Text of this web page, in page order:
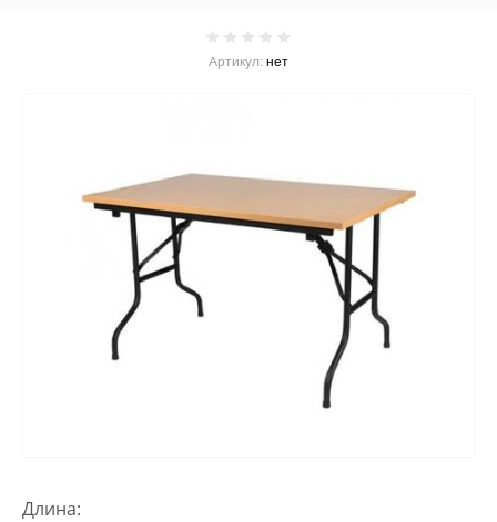
Артикул: нет
Длина: